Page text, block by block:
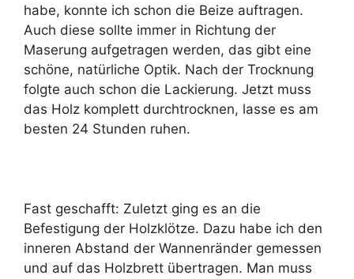
habe, konnte ich schon die Beize auftragen.
Auch diese sollte immer in Richtung der
Maserung aufgetragen werden, das gibt eine
schöne, natürliche Optik. Nach der Trocknung
folgte auch schon die Lackierung. Jetzt muss
das Holz komplett durchtrocknen, lasse es am
besten 24 Stunden ruhen.
Fast geschafft: Zuletzt ging es an die
Befestigung der Holzklötze. Dazu habe ich den
inneren Abstand der Wannenränder gemessen
und auf das Holzbrett übertragen. Man muss